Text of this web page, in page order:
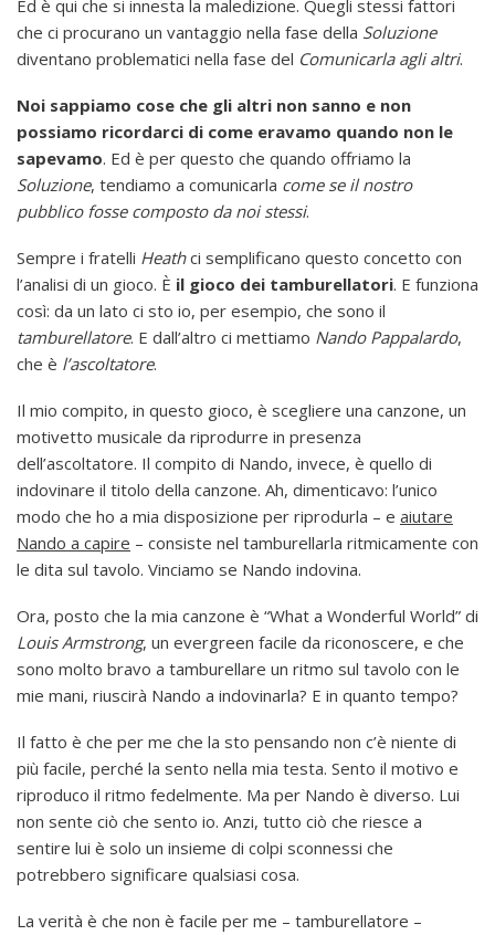
Ed è qui che si innesta la maledizione. Quegli stessi fattori
che ci procurano un vantaggio nella fase della Soluzione
diventano problematici nella fase del Comunicarla agli altri.
Noi sappiamo cose che gli altri non sanno e non
possiamo ricordarci di come eravamo quando non le
sapevamo. Ed è per questo che quando offriamo la
Soluzione, tendiamo a comunicarla come se il nostro
pubblico fosse composto da noi stessi.
Sempre i fratelli Heathci semplificano questo concetto con
l’analisi di un gioco. È il gioco dei tamburellatori. E funziona
così: da un lato ci sto io, per esempio, che sono il
tamburellatore. E dall’altro ci mettiamo Nando Pappalardo,
che è l’ascoltatore.
Il mio compito, in questo gioco, è scegliere una canzone, un
motivetto musicale da riprodurre in presenza
dell’ascoltatore. Il compito di Nando, invece, è quello di
indovinare il titolo della canzone. Ah, dimenticavo: l’unico
modo che ho a mia disposizione per riprodurla – e aiutare
Nando a capire – consiste nel tamburellarla ritmicamente con
le dita sul tavolo. Vinciamo se Nando indovina.
Ora, posto che la mia canzone è “What a Wonderful World” di
Louis Armstrong, un evergreen facile da riconoscere, e che
sono molto bravo a tamburellare un ritmo sul tavolo con le
mie mani, riuscirà Nando a indovinarla? E in quanto tempo?
Il fatto è che per me che la sto pensando non c’è niente di
più facile, perché la sento nella mia testa. Sento il motivo e
riproduco il ritmo fedelmente. Ma per Nando è diverso. Lui
non sente ciò che sento io. Anzi, tutto ciò che riesce a
sentire lui è solo un insieme di colpi sconnessi che
potrebbero significare qualsiasi cosa.
La verità è che non è facile per me – tamburellatore –